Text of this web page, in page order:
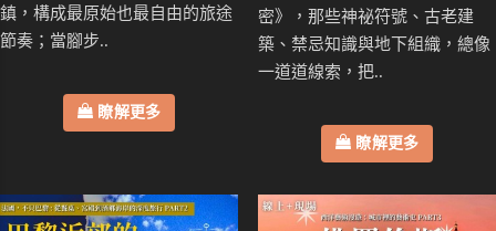
鎮，構成最原始也最自由的旅途
節奏；當腳步..
瞭解更多
密》，那些神祕符號、古老建
築、禁忌知識與地下組織，總像
一道道線索，把..
瞭解更多